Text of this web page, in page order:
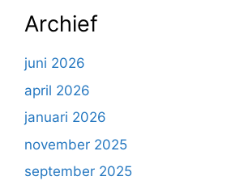
Archief
juni 2026
april 2026
januari 2026
november 2025
september 2025